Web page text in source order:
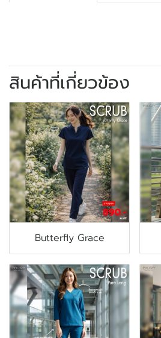
สินค้าที่เกี่ยวข้อง
Butterfly Grace